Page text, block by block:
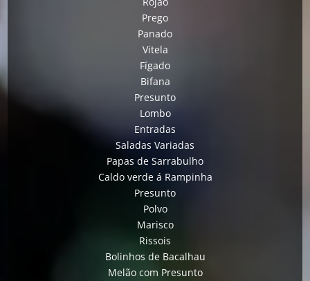
Prego
Panado
Vitela
Fígado
Bifana
Presunto
Lombo
Entradas
Saladas Variadas
Papas de Sarrabulho
Caldo verde á Rampinha
Presunto
Polvo
Marisco
Rissois
Bolinhos de Bacalhau
Melão com Presunto